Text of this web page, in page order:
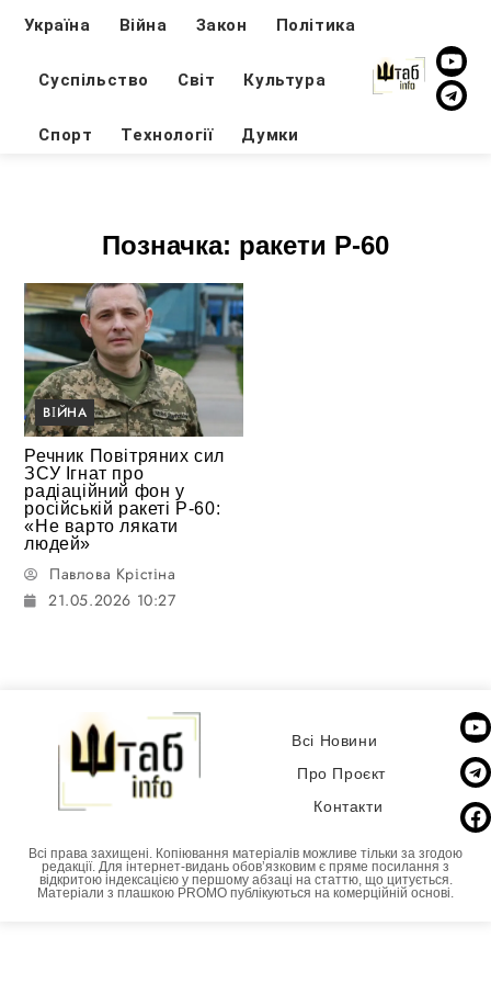
Україна Війна Закон Політика
Суспільство Світ Культура
Спорт Технології Думки
Позначка: ракети Р-60
ВІЙНА
Речник Повітряних сил
ЗСУ Ігнат про
радіаційний фон у
російській ракеті Р-60:
«Не варто лякати
людей»
Павлова Крістіна
21.05.2026 10:27
Всі Новини
Про Проєкт
Контакти
Всі права захищені. Копіювання матеріалів можливе тільки за згодою
редакції. Для інтернет-видань обовʼязковим є пряме посилання з
відкритою індексацією у першому абзаці на статтю, що цитується.
Матеріали з плашкою PROMO публікуються на комерційній основі.